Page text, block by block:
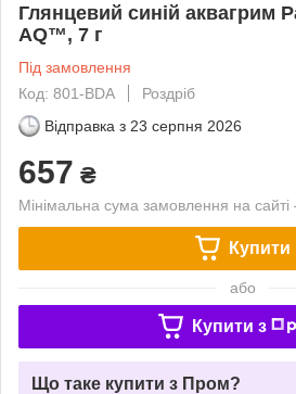
Глянцевий синій аквагрим
AQ™, 7 г
Під замовлення
Код: 801-BDA
Роздріб
Відправка з 23 серпня 2026
657 ₴
Мінімальна сума замовлення на
Купити
або
Купити з
Що таке купити з Пром?